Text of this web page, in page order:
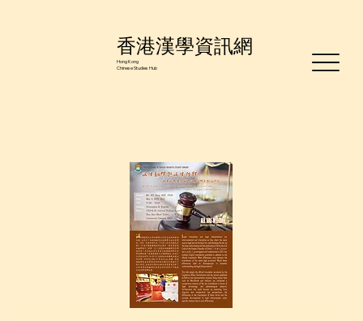
香港漢學資訊網
Hong Kong
Chinese Studies Hub